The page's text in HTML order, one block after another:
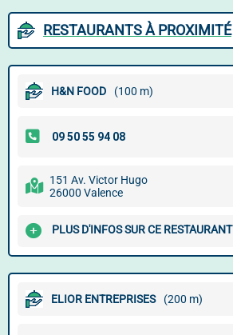
RESTAURANTS À PROXIMITÉ
H&N FOOD (100 m)
151 Av. Victor Hugo
26000 Valence
PLUS D'INFOS SUR CE RESTAURANT
ELIOR ENTREPRISES (200 m)